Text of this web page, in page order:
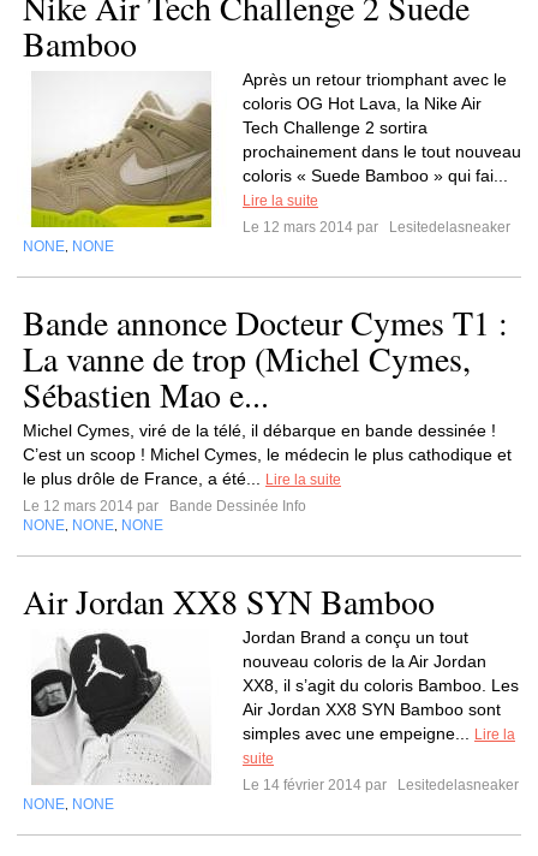
Bamboo
Après un retour triomphant avec le
coloris OG Hot Lava, la Nike Air
Tech Challenge 2 sortira
prochainement dans le tout nouveau
coloris « Suede Bamboo » qui fai...
Lire la suite
Le 12 mars 2014 par
Lesitedelasneaker
NONE NONE
Bande annonce Docteur Cymes T1 :
La vanne de trop (Michel Cymes,
Sébastien Mao e...
Michel Cymes, viré de la télé, il débarque en bande dessinée !
C’est un scoop ! Michel Cymes, le médecin le plus cathodique et
le plus drôle de France, a été...
Lire la suite
Le 12 mars 2014 par
Bande Dessinée Info
NONE NONE NONE
Air Jordan XX8 SYN Bamboo
Jordan Brand a conçu un tout
nouveau coloris de la Air Jordan
XX8, il s’agit du coloris Bamboo. Les
Air Jordan XX8 SYN Bamboo sont
simples avec une empeigne...
Lire la
suite
Le 14 février 2014 par
Lesitedelasneaker
NONE NONE